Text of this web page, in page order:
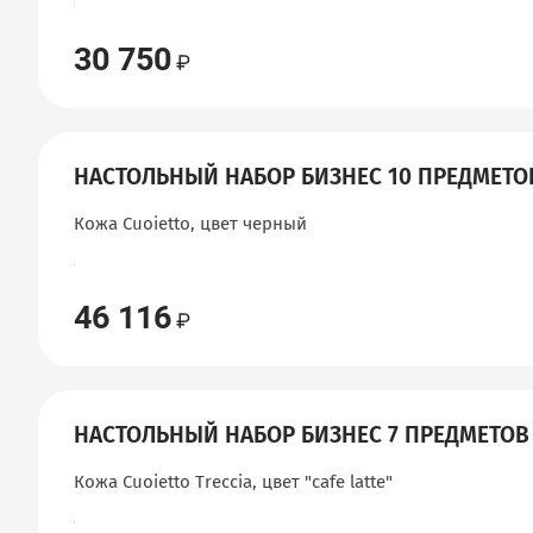
30 750
НАСТОЛЬНЫЙ НАБОР БИЗНЕС 10
Кожа Cuoietto, цвет черный
46 116
НАСТОЛЬНЫЙ НАБОР БИЗНЕС 7 ПРЕДМЕТОВ
Кожа Cuoietto Treccia, цвет "сafe latte"